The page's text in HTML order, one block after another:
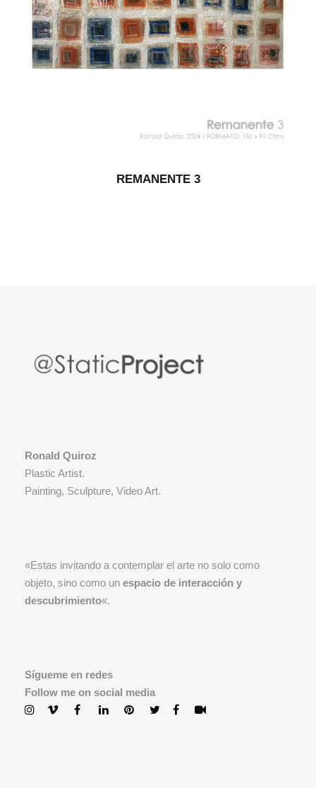
REMANENTE 3
Ronald Quiroz
Plastic Artist.
Painting, Sculpture, Video Art.
«Estas invitando a contemplar el arte no solo como
objeto, sino como un espacio de interacción y
descubrimiento«.
Sígueme en redes
Follow me on social media